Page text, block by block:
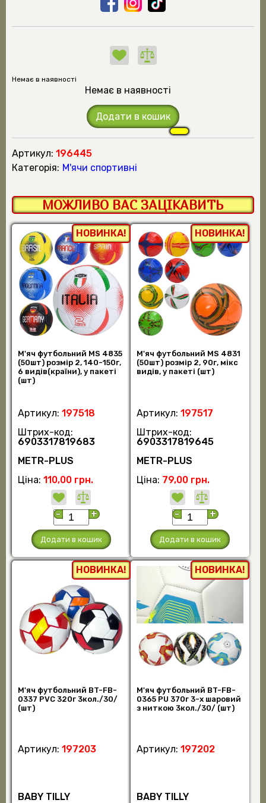
Немає в наявності
Немає в наявності
Додати в кошик
Артикул: 196445
Категорія: М'ячи спортивні
МОЖЛИВО ВАС ЗАЦІКАВИТЬ
НОВИНКА!
М'яч футбольний MS 4835
(50шт) розмір 2, 140-150г,
6 видів(країни), у пакеті
(шт)
Артикул: 197518
Штрих-код:
6903317819683
METR-PLUS
Ціна: 110,00 грн.
- +
Додати в кошик
НОВИНКА!
М'яч футбольний MS 4831
(50шт) розмір 2, 90г, мікс
видів, у пакеті (шт)
Артикул: 197517
Штрих-код:
6903317819645
METR-PLUS
Ціна: 79,00 грн.
- +
Додати в кошик
НОВИНКА!
М'яч футбольний BT-FB-
0337 PVC 320г 3кол./30/
(шт)
Артикул: 197203
BABY TILLY
НОВИНКА!
М'яч футбольний BT-FB-
0365 PU 370г 3-х шаровий
з ниткою 3кол./30/ (шт)
Артикул: 197202
BABY TILLY